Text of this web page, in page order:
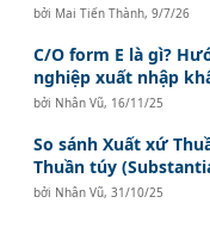
bởi Mai Tiến Thành,9/7/26
C/O form E là gì?
nghiệp xuất nhập
bởi Nhân Vũ, 16/11/25
So sánh Xuất xứ
Thuần túy
bởi Nhân Vũ,31/10/25